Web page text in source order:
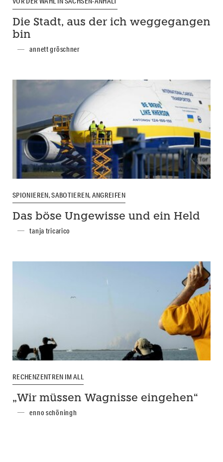
Die Stadt, aus der ich weggegangen
bin
annett gröschner
SPIONIEREN, SABOTIEREN, ANGREIFEN
Das böse Ungewisse und ein Held
tanja tricarico
RECHENZENTREN IM ALL
„Wir müssen Wagnisse eingehen“
enno schöningh